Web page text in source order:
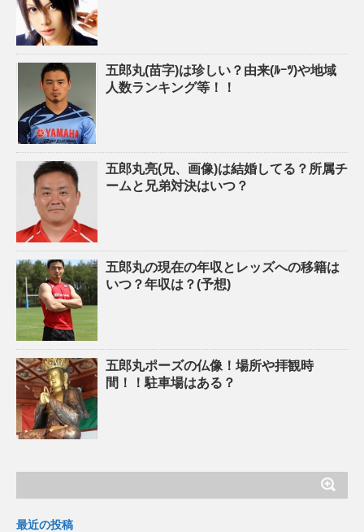
五郎丸(苗字)は珍しい？由来(ﾙｰﾂ)や地域
人数ランキング等！！
五郎丸亮(兄、画像)は結婚してる？所属チ
ームと兄弟対決はいつ？
五郎丸の現在の年収とレッズへの移籍は
いつ？年収は？(予想)
五郎丸ポーズの仏像！場所や拝観時
間！！駐車場はある？
最近の投稿